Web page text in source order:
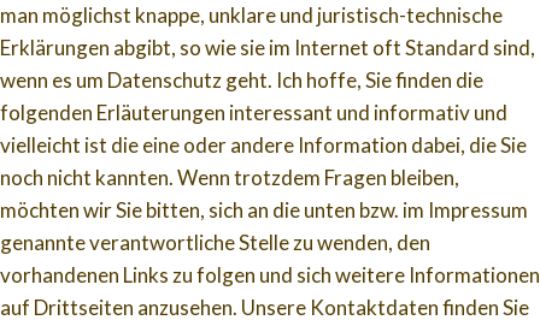
man möglichst knappe, unklare und juristisch-technische
Erklärungen abgibt, so wie sie im Internet oft Standard sind,
wenn es um Datenschutz geht. Ich hoffe, Sie finden die
folgenden Erläuterungen interessant und informativ und
vielleicht ist die eine oder andere Information dabei, die Sie
noch nicht kannten. Wenn trotzdem Fragen bleiben,
möchten wir Sie bitten, sich an die unten bzw. im Impressum
genannte verantwortliche Stelle zu wenden, den
vorhandenen Links zu folgen und sich weitere Informationen
auf Drittseiten anzusehen. Unsere Kontaktdaten finden Sie